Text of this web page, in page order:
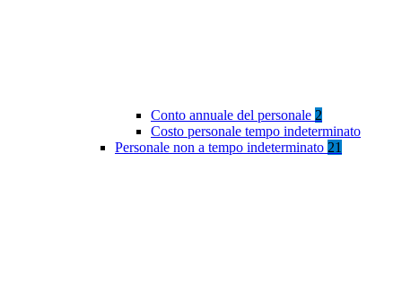
Conto annuale del personale 2
Costo personale tempo indeterminato
Personale non a tempo indeterminato 21